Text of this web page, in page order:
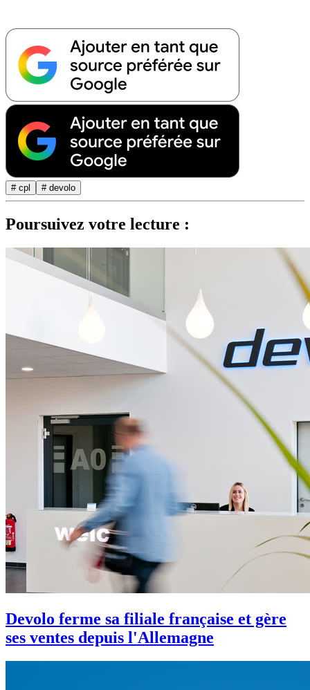
# cpl # devolo
Poursuivez votre lecture :
Devolo ferme sa filiale française et gère
ses ventes depuis l'Allemagne